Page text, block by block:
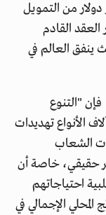
إنه يلزم توفير 700 مليار دولار من التمويل
القادم
ينفق العالم في
فإن "التنوع
الأنواع تهديدات
الشعاب
حقيقي، خاصة أن
احتياجاتهم
الإجمالي في